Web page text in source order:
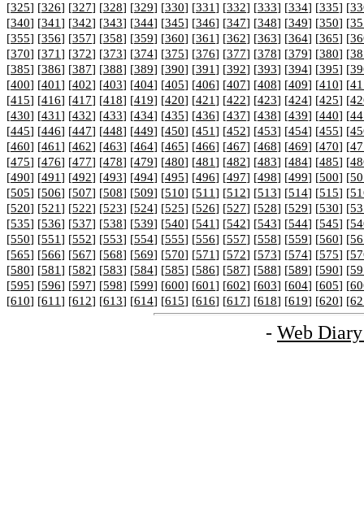
[325] [326] [327] [328] [329] [330] [331] [332] [333] [334] [335] [
[340] [341] [342] [343] [344] [345] [346] [347] [348] [349] [350] [
[355] [356] [357] [358] [359] [360] [361] [362] [363] [364] [365] [
[370] [371] [372] [373] [374] [375] [376] [377] [378] [379] [380] [
[385] [386] [387] [388] [389] [390] [391] [392] [393] [394] [395] [
[400] [401] [402] [403] [404] [405] [406] [407] [408] [409] [410] [
[415] [416] [417] [418] [419] [420] [421] [422] [423] [424] [425] [
[430] [431] [432] [433] [434] [435] [436] [437] [438] [439] [440] [
[445] [446] [447] [448] [449] [450] [451] [452] [453] [454] [455] [
[460] [461] [462] [463] [464] [465] [466] [467] [468] [469] [470] [
[475] [476] [477] [478] [479] [480] [481] [482] [483] [484] [485] [
[490] [491] [492] [493] [494] [495] [496] [497] [498] [499] [500] [
[505] [506] [507] [508] [509] [510] [511] [512] [513] [514] [515] [
[520] [521] [522] [523] [524] [525] [526] [527] [528] [529] [530] [
[535] [536] [537] [538] [539] [540] [541] [542] [543] [544] [545] [
[550] [551] [552] [553] [554] [555] [556] [557] [558] [559] [560] [
[565] [566] [567] [568] [569] [570] [571] [572] [573] [574] [575] [
[580] [581] [582] [583] [584] [585] [586] [587] [588] [589] [590] [
[595] [596] [597] [598] [599] [600] [601] [602] [603] [604] [605] [
[610] [611] [612] [613] [614] [615] [616] [617] [618] [619] [620] [
- Web